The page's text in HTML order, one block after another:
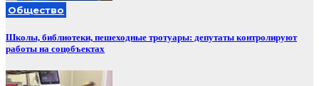
Общество
Школы, библиотеки, пешеходные тротуары: депутаты контролируют
работы на соцобъектах